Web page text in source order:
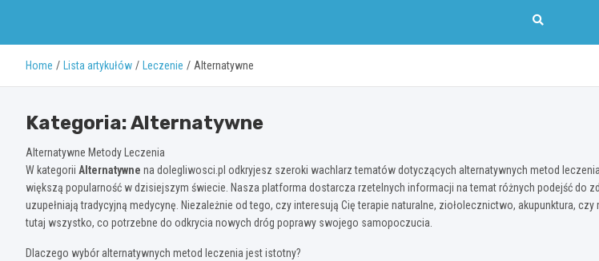
Home Lista artykułów Leczenie Alternatywne
Kategoria:Alternatywne
Alternatywne Metody Leczenia
W kategorii Alternatywne na dolegliwosci.pl odkryjesz szeroki wachlarz tematów dotyczących alternatywnych metod
większą popularność w dzisiejszym świecie. Nasza platforma dostarcza rzetelnych informacji na temat różnych podejść do
uzupełniają tradycyjną medycynę. Niezależnie od tego, czy interesują Cię terapie naturalne, ziołolecznictwo, akupunktura,
tutaj wszystko, co potrzebne do odkrycia nowych dróg poprawy swojego samopoczucia.
Dlaczego wybór alternatywnych metod leczenia jest istotny?